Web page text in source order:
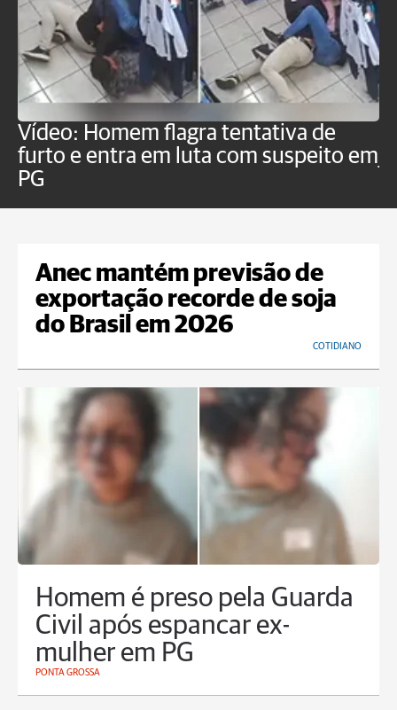
Vídeo: Homem flagra tentativa de
furto e entra em luta com suspeito em
PG
Anec mantém previsão de
exportação recorde de soja
do Brasil em 2026
COTIDIANO
Homem é preso pela Guarda
Civil após espancar ex-
mulher em PG
PONTA GROSSA